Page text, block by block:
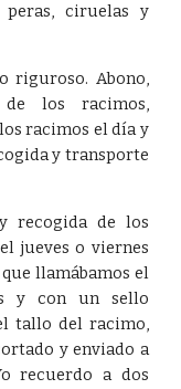
peras, ciruelas y
riguroso. Abono,
los racimos,
racimos el día y
y transporte
recogida de los
jueves o viernes
llamábamos el
y con un sello
tallo del racimo,
y enviado a
recuerdo a dos